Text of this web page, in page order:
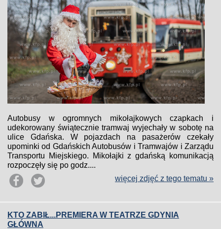
Autobusy w ogromnych mikołajkowych czapkach i
udekorowany świątecznie tramwaj wyjechały w sobotę na
ulice Gdańska. W pojazdach na pasażerów czekały
upominki od Gdańskich Autobusów i Tramwajów i Zarządu
Transportu Miejskiego. Mikołajki z gdańską komunikacją
rozpoczęły się po godz....
więcej zdjęć z tego tematu »
KTO ZABIŁ...PREMIERA W TEATRZE GDYNIA
GŁÓWNA